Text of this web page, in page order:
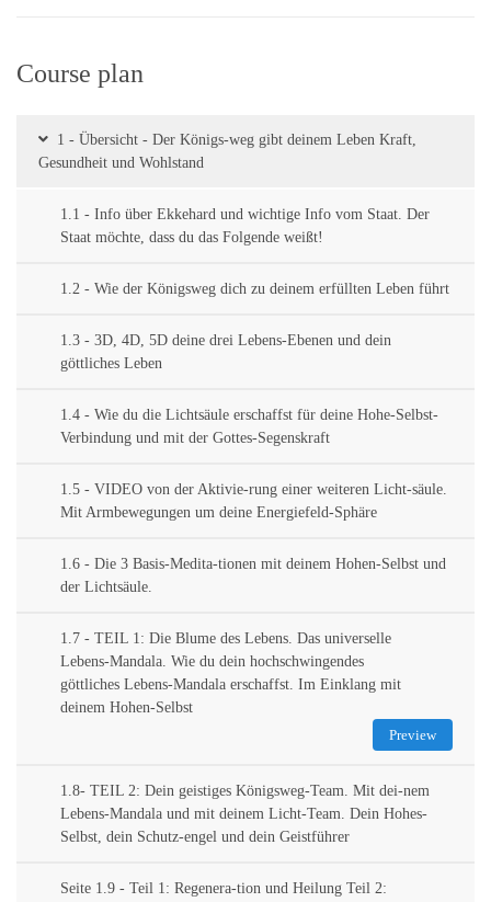
Course plan
1 - Übersicht - Der Königs-weg gibt deinem Leben Kraft,
Gesundheit und Wohlstand
1.1 - Info über Ekkehard und wichtige Info vom Staat. Der
Staat möchte, dass du das Folgende weißt!
1.2 - Wie der Königsweg dich zu deinem erfüllten Leben führt
1.3 - 3D, 4D, 5D deine drei Lebens-Ebenen und dein
göttliches Leben
1.4 - Wie du die Lichtsäule erschaffst für deine Hohe-Selbst-
Verbindung und mit der Gottes-Segenskraft
1.5 - VIDEO von der Aktivie-rung einer weiteren Licht-säule.
Mit Armbewegungen um deine Energiefeld-Sphäre
1.6 - Die 3 Basis-Medita-tionen mit deinem Hohen-Selbst und
der Lichtsäule.
1.7 - TEIL 1: Die Blume des Lebens. Das universelle
Lebens-Mandala. Wie du dein hochschwingendes
göttliches Lebens-Mandala erschaffst. Im Einklang mit
deinem Hohen-Selbst
Preview
1.8- TEIL 2: Dein geistiges Königsweg-Team. Mit dei-nem
Lebens-Mandala und mit deinem Licht-Team. Dein Hohes-
Selbst, dein Schutz-engel und dein Geistführer
Seite 1.9 - Teil 1: Regenera-tion und Heilung Teil 2: